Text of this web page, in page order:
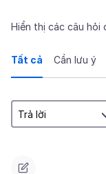
Hiển thị các câu hỏi
Tất cả Cần lưu ý